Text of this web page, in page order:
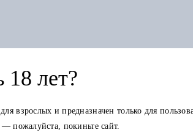
Книга в других изданиях
лет?
взрослых и предназначен только для
пожалуйста, покиньте сайт.